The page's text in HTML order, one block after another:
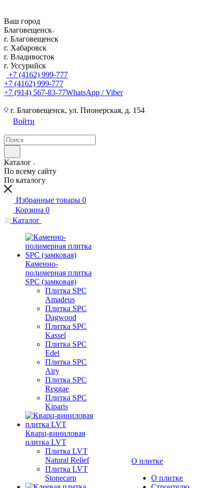
Ваш город
Благовещенск
г. Благовещенск
г. Хабаровск
г. Владивосток
г. Уссурийск
+7 (4162) 999-777
+7 (4162) 999-777
+7 (914) 567-83-77WhatsApp / Viber
г. Благовещенск, ул. Пионерская, д. 154
Войти
Каталог
По всему сайту
По каталогу
Избранные товары 0
Корзина 0
Каталог
Каменно-
полимерная плитка
SPC (замковая)
Плитка SPC
Amadeus
Плитка SPC
Dagwood
Плитка SPC
Kassel
Плитка SPC
Edel
Плитка SPC
Airy
Плитка SPC
Reggae
Плитка SPC
Kiparis
Кварц-виниловая
плитка LVT
Плитка LVT
Natural Relief
Плитка LVT
Stonecarp
О плитке
О плитке